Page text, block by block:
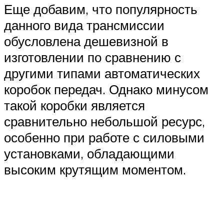
Еще добавим, что популярность
данного вида трансмиссии
обусловлена дешевизной в
изготовлении по сравнению с
другими типами автоматических
коробок передач. Однако минусом
такой коробки является
сравнительно небольшой ресурс,
особенно при работе с силовыми
установками, обладающими
высоким крутящим моментом.